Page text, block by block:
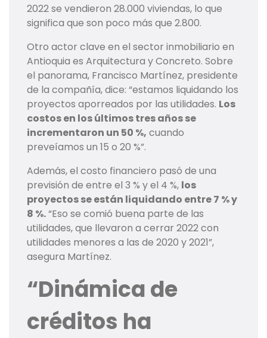
2022 se vendieron 28.000 viviendas, lo que
significa que son poco más que 2.800.
Otro actor clave en el sector inmobiliario en
Antioquia es Arquitectura y Concreto. Sobre
el panorama, Francisco Martínez, presidente
de la compañía, dice: “estamos liquidando los
proyectos aporreados por las utilidades. Los
costos en los últimos tres años se
incrementaron un 50 %, cuando
preveíamos un 15 o 20 %”.
Además, el costo financiero pasó de una
previsión de entre el 3 % y el 4 %, los
proyectos se están liquidando entre 7 % y
8 %.“Eso se comió buena parte de las
utilidades, que llevaron a cerrar 2022 con
utilidades menores a las de 2020 y 2021”,
asegura Martínez.
“Dinámica de
créditos ha